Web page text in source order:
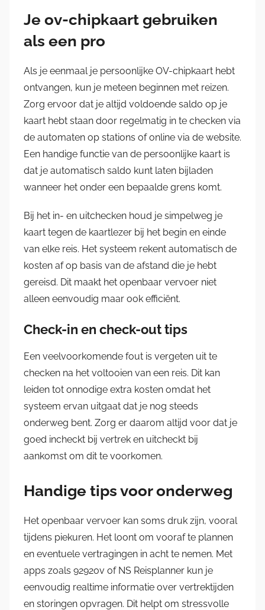
Je ov-chipkaart gebruiken
als een pro
Als je eenmaal je persoonlijke OV-chipkaart hebt
ontvangen, kun je meteen beginnen met reizen.
Zorg ervoor dat je altijd voldoende saldo op je
kaart hebt staan door regelmatig in te checken via
de automaten op stations of online via de website.
Een handige functie van de persoonlijke kaart is
dat je automatisch saldo kunt laten bijladen
wanneer het onder een bepaalde grens komt.
Bij het in- en uitchecken houd je simpelweg je
kaart tegen de kaartlezer bij het begin en einde
van elke reis. Het systeem rekent automatisch de
kosten af op basis van de afstand die je hebt
gereisd. Dit maakt het openbaar vervoer niet
alleen eenvoudig maar ook efficiënt.
Check-in en check-out tips
Een veelvoorkomende fout is vergeten uit te
checken na het voltooien van een reis. Dit kan
leiden tot onnodige extra kosten omdat het
systeem ervan uitgaat dat je nog steeds
onderweg bent. Zorg er daarom altijd voor dat je
goed incheckt bij vertrek en uitcheckt bij
aankomst om dit te voorkomen.
Handige tips voor onderweg
Het openbaar vervoer kan soms druk zijn, vooral
tijdens piekuren. Het loont om vooraf te plannen
en eventuele vertragingen in acht te nemen. Met
apps zoals 9292ov of NS Reisplanner kun je
eenvoudig realtime informatie over vertrektijden
en storingen opvragen. Dit helpt om stressvolle